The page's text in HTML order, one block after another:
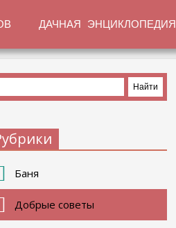
ДАЧНАЯ ЭНЦИКЛОПЕДИЯ
Баня
Добрые советы